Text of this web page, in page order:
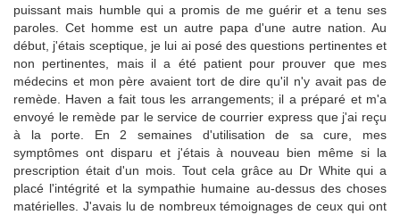
puissant mais humble qui a promis de me guérir et a tenu ses
paroles. Cet homme est un autre papa d'une autre nation. Au
début, j'étais sceptique, je lui ai posé des questions pertinentes et
non pertinentes, mais il a été patient pour prouver que mes
médecins et mon père avaient tort de dire qu'il n'y avait pas de
remède. Haven a fait tous les arrangements; il a préparé et m'a
envoyé le remède par le service de courrier express que j'ai reçu
à la porte. En 2 semaines d'utilisation de sa cure, mes
symptômes ont disparu et j'étais à nouveau bien même si la
prescription était d'un mois. Tout cela grâce au Dr White qui a
placé l'intégrité et la sympathie humaine au-dessus des choses
matérielles. J'avais lu de nombreux témoignages de ceux qui ont